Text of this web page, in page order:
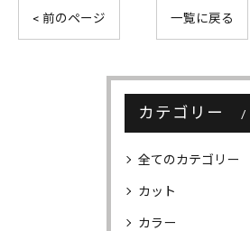
< 前のページ 一覧に戻る
カテゴリー
全てのカテゴリー
カット
カラー